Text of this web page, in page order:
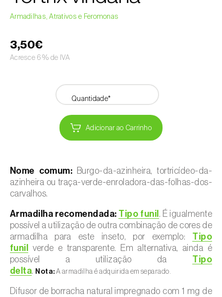
Armadilhas, Atrativos e Feromonas
3,50€
Acresce 6% de IVA
Quantidade*
Adicionar ao Carrinho
Nome comum: Burgo-da-azinheira, tortricídeo-da-
azinheira ou traça-verde-enroladora-das-folhas-dos-
carvalhos.
Armadilha recomendada: Tipo funil . É igualmente
possível a utilização de outra combinação de cores de
armadilha para este inseto, por exemplo: Tipo
funil
verde e transparente. Em alternativa, ainda é
possível a utilização da Tipo
delta. Nota: A armadilha é adquirida em separado.
Difusor de borracha natural impregnado com 1 mg de